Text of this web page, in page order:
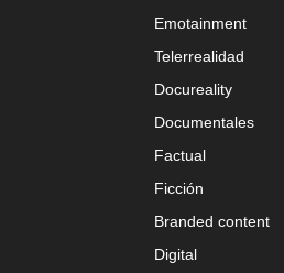
Emotainment
Telerrealidad
Docureality
Documentales
Factual
Ficción
Branded content
Digital